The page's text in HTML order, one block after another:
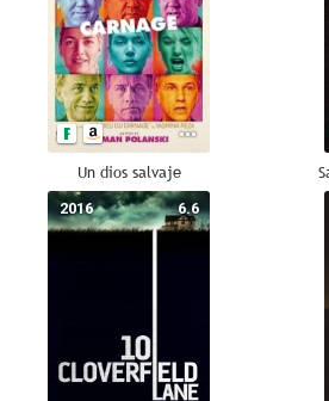
Un dios salvaje
6.6
2016